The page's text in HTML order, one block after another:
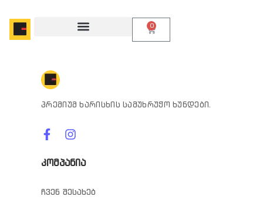
0
პრემიუმ ხარისხის სამუხრუჭო ხუნდები.
კომპანია
ჩვენ შესახებ